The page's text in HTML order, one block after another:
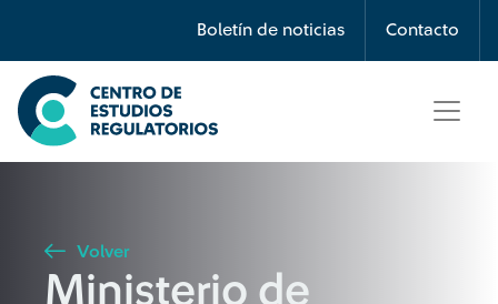
Boletín de noticias Contacto
Búsqueda
Seleccione país
Volver
Ministerio de